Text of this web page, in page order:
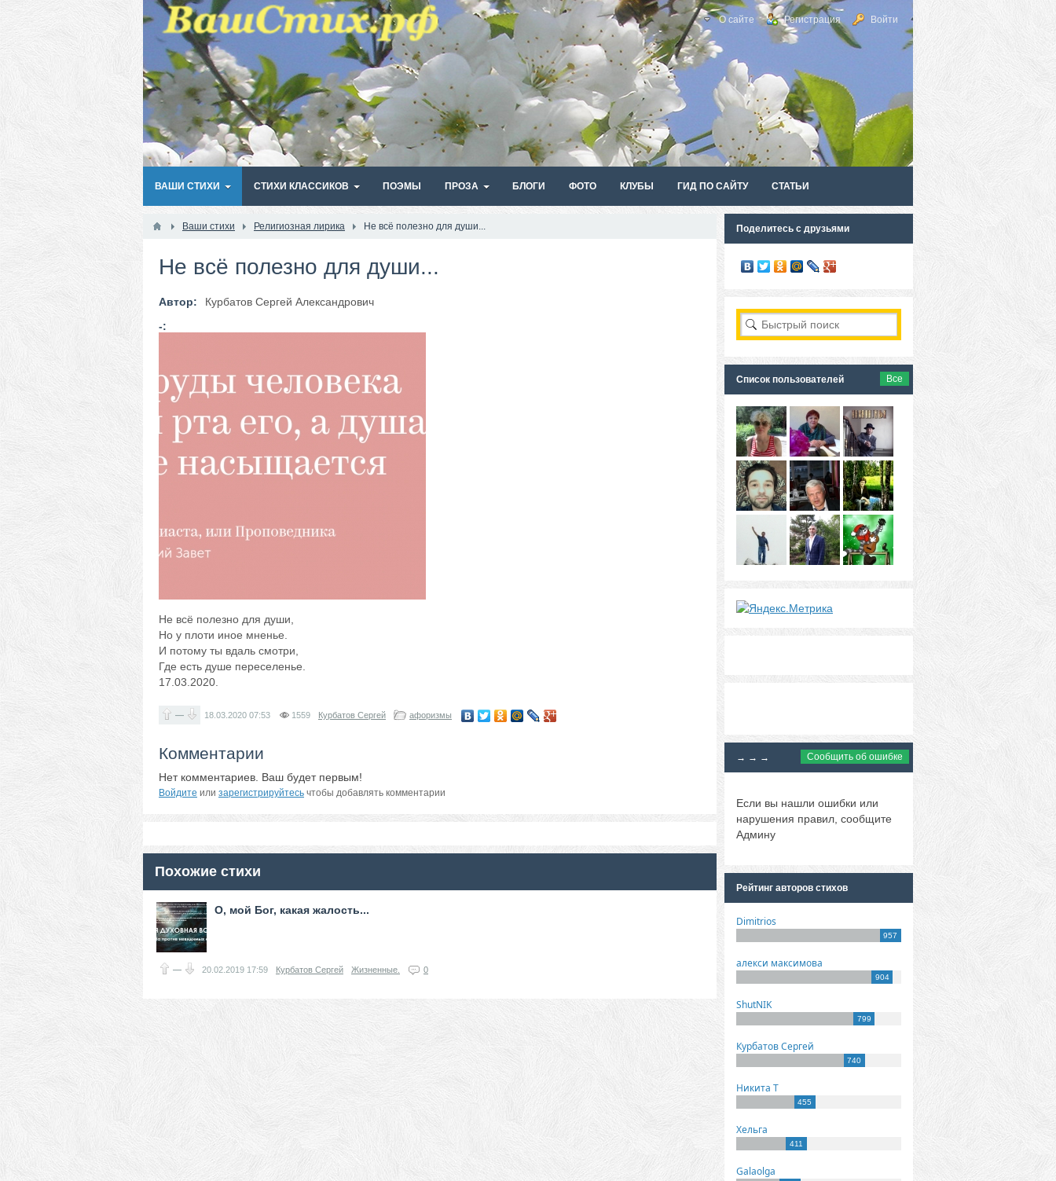
О сайте Регистрация Войти
ВАШИ СТИХИ СТИХИ КЛАССИКОВ ПОЭМЫ ПРОЗА БЛОГИ ФОТО КЛУБЫ ГИД ПО САЙТУ СТАТЬИ
Ваши стихи Религиозная лирика Не всё полезно для души...
Не всё полезно для души...
Автор:
Курбатов Сергей Александрович
-:
Не всё полезно для души,
Но у плоти иное мненье.
И потому ты вдаль смотри,
Где есть душе переселенье.
17.03.2020.
— 18.03.2020 07:53 1559 Курбатов Сергей афоризмы
Комментарии
Нет комментариев. Ваш будет первым!
Войдите или зарегистрируйтесь чтобы добавлять комментарии
Похожие стихи
О, мой Бог, какая жалость...
— 20.02.2019 17:59 Курбатов Сергей Жизненные. 0
Поделитесь с друзьями
Список пользователей Все
→ → → Сообщить об ошибке
Если вы нашли ошибки или
нарушения правил, сообщите
Админу
Рейтинг авторов стихов
Dimitrios
957
алекси максимова
904
ShutNIK
799
Курбатов Сергей
740
Никита Т
455
Хельга
411
Galaolga